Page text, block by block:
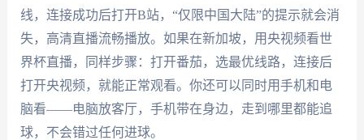
线，连接成功后打开B站，“仅限中国大陆”的提示就会消
失，高清直播流畅播放。如果在新加坡，用央视频看世
界杯直播，同样步骤：打开番茄，选最优线路，连接后
打开央视频，就能正常观看。你还可以同时用手机和电
脑看——电脑放客厅，手机带在身边，走到哪里都能追
球，不会错过任何进球。